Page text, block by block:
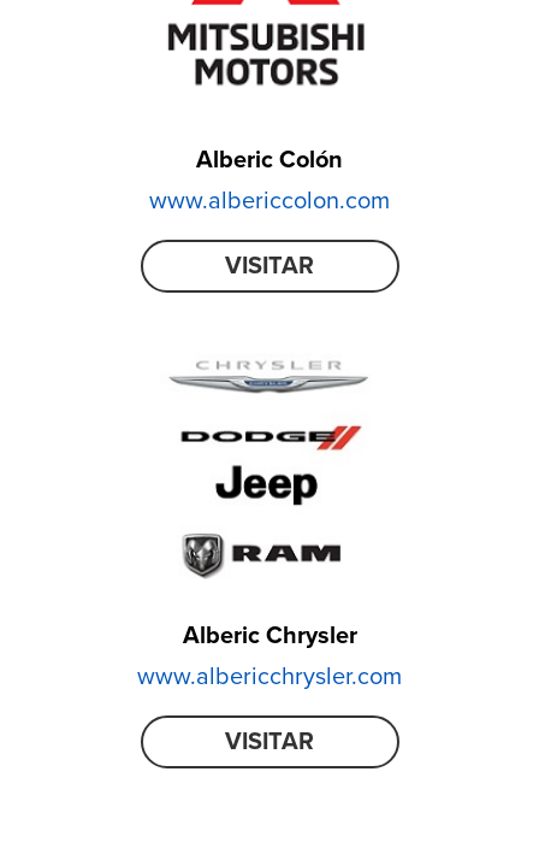
Alberic Colón
www.albericcolon.com
VISITAR
Alberic Chrysler
www.albericchrysler.com
VISITAR